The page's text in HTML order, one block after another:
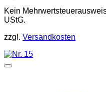
Kein
UStG.
zzgl. Versandkosten